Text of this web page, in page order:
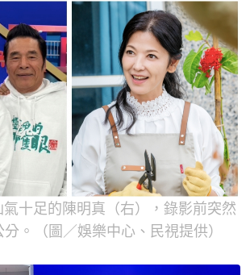
十足的陳明真（右），錄影前突然
。（圖／娛樂中心、民視提供）